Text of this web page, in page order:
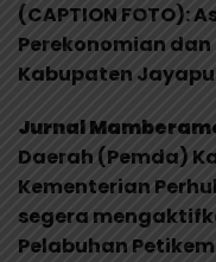
(CAPTION FOTO):
Perekonomian
Kabupaten
Jurnal
Daerah (Pemda)
Kementerian
segera
Pelabuhan